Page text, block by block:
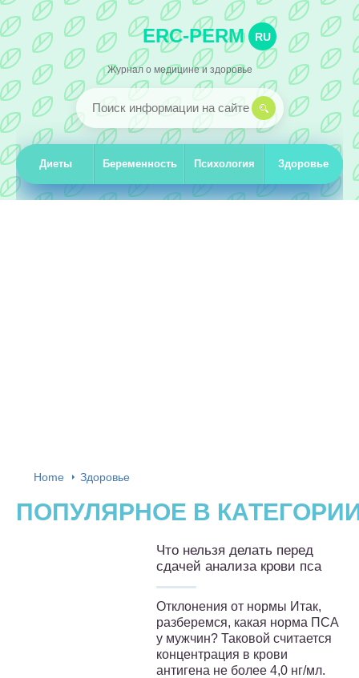
ERC-PERM RU
Журнал о медицине и здоровье
Диеты Беременность Психология Здоровье
Home Здоровье
ПОПУЛЯРНОЕ В
Что нельзя делать перед
сдачей анализа крови пса
Отклонения от нормы Итак,
разберемся, какая норма ПСА
у мужчин? Таковой считается
концентрация в крови
антигена не более 4,0 нг/мл.